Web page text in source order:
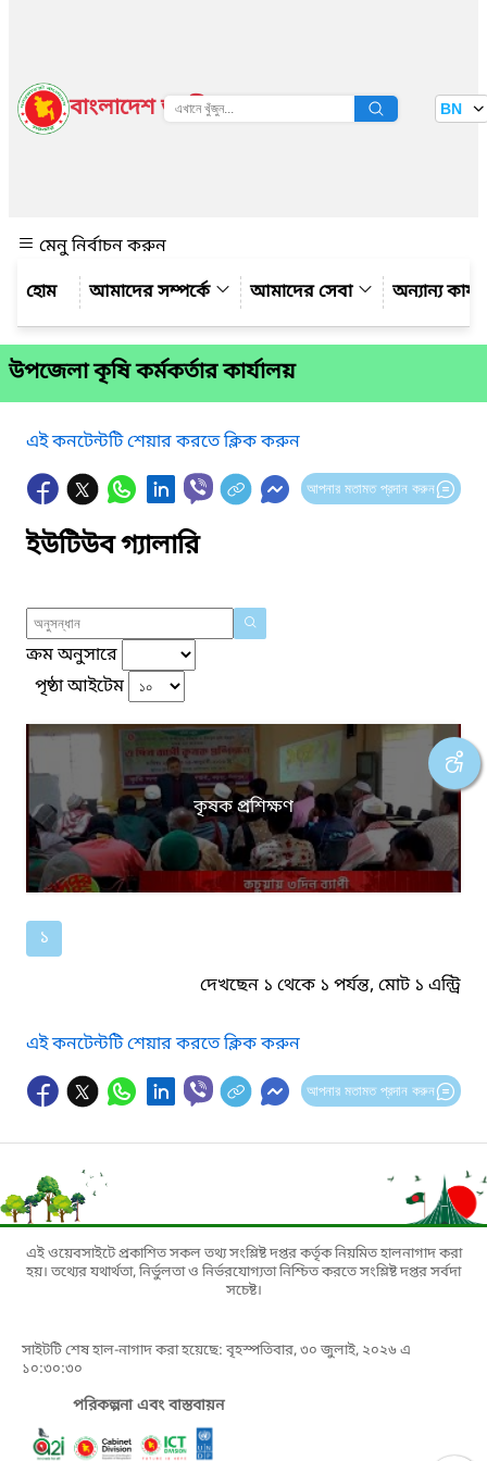
বাংলাদেশ জাতীয় তথ্য বাতায়ন BN
মেনু নির্বাচন করুন
আমাদের সম্পর্কে
আমাদের সেবা অন্যান্য
উপজেলা কৃষি কর্মকর্তার কার্যালয়
এই কনটেন্টটি শেয়ার করতে ক্লিক করুন
আপনার মতামত প্রদান করুন
ইউটিউব গ্যালারি
ক্রম অনুসারে
পৃষ্ঠা আইটেম
কৃষক প্রশিক্ষণ
১
দেখছেন ১ থেকে ১ পর্যন্ত, মোট ১ এন্ট্রি
এই কনটেন্টটি শেয়ার করতে ক্লিক করুন
আপনার মতামত প্রদান করুন
এই ওয়েবসাইটে প্রকাশিত সকল তথ্য সংশ্লিষ্ট দপ্তর কর্তৃক নিয়মিত হালনাগাদ করা
হয়। তথ্যের যথার্থতা, নির্ভুলতা ও নির্ভরযোগ্যতা নিশ্চিত করতে সংশ্লিষ্ট দপ্তর সর্বদা
সচেষ্ট।
সাইটটি শেষ হাল-নাগাদ করা হয়েছে: বৃহস্পতিবার, ৩০ জুলাই, ২০২৬ এ
১০:৩০:৩০
পরিকল্পনা এবং বাস্তবায়ন